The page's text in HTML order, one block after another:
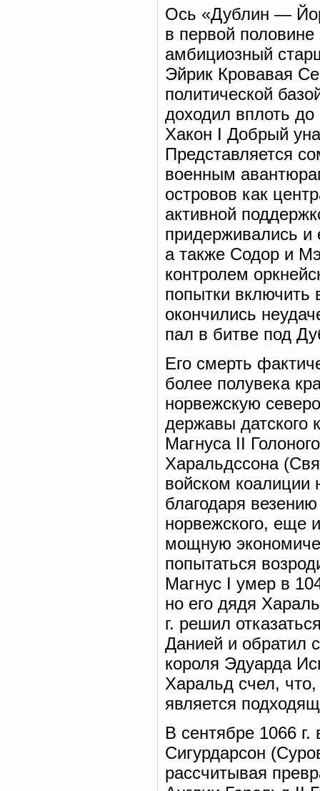
Ось «Дублин —
в первой
амбициозный
Эйрик Кровавая
политической
доходил вплоть
Хакон I Добрый
Представляется
военным
островов как
активной
придерживались
а также Содор и
контролем
попытки включить
окончились
пал в битве под
Его смерть
более полувека
норвежскую
державы датского
Магнуса II
Харальдссона
войском коалиции
благодаря
норвежского, еще
мощную
попытаться
Магнус I умер в
но его дядя
г. решил
Данией и обратил
короля Эдуарда
Харальд счел,
является
В сентябре 1066
Сигурдарсон
рассчитывая